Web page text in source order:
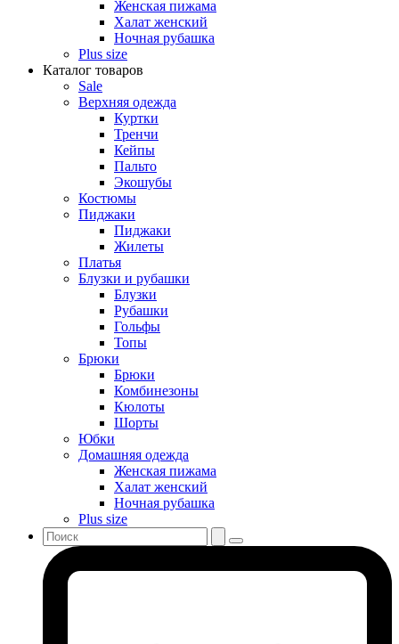
Женская пижама
Халат женский
Ночная рубашка
Plus size
Каталог товаров
Sale
Верхняя одежда
Куртки
Тренчи
Кейпы
Пальто
Экошубы
Костюмы
Пиджаки
Пиджаки
Жилеты
Платья
Блузки и рубашки
Блузки
Рубашки
Гольфы
Топы
Брюки
Брюки
Комбинезоны
Кюлоты
Шорты
Юбки
Домашняя одежда
Женская пижама
Халат женский
Ночная рубашка
Plus size